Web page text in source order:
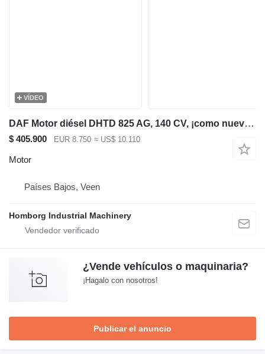
VÍDEO
DAF Motor diésel DHTD 825 AG, 140 CV, ¡como nuevo! para maquinaria de construcción
$ 405.900 EUR 8.750 ≈ US$ 10.110
Motor
Países Bajos, Veen
Homborg Industrial Machinery
¿Vende vehículos o maquinaria?
¡Hagalo con nosotros!
Publicar el anuncio